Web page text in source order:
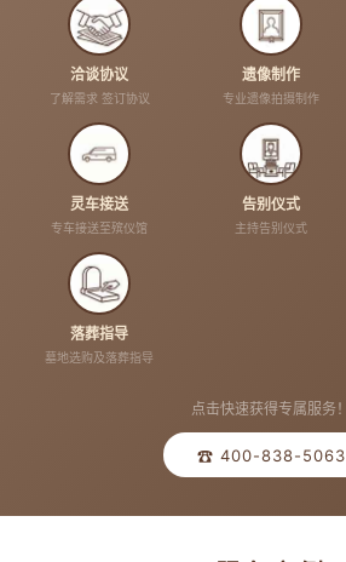
洽谈协议
了解需求 签订协议
遗像制作
专业遗像拍摄制作
灵车接送
专车接送至殡仪馆
告别仪式
主持告别仪式
落葬指导
墓地选购及落葬指导
点击快速获得专属服务！
☎ 400-838-5063